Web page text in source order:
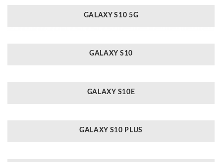
GALAXY S10 5G
GALAXY S10
GALAXY S10E
GALAXY S10 PLUS